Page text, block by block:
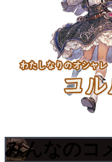
みんなのコ